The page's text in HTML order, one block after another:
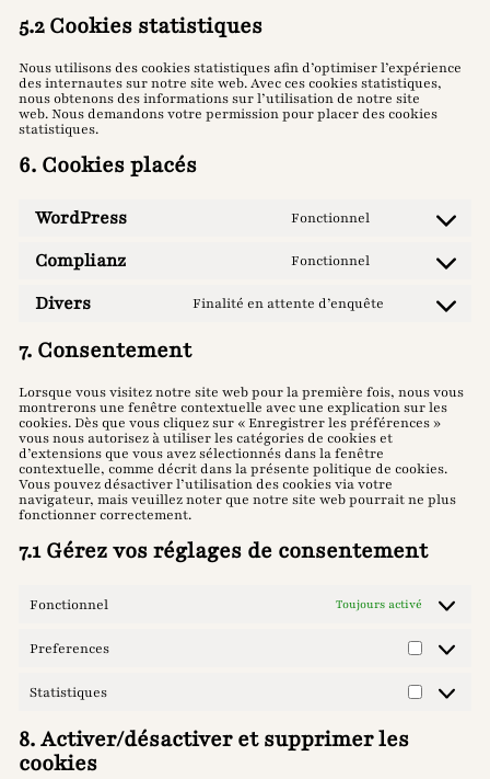
5.2 Cookies statistiques
Nous utilisons des cookies statistiques afin d’optimiser l’expérience
des internautes sur notre site web. Avec ces cookies statistiques,
nous obtenons des informations sur l’utilisation de notre site
web. Nous demandons votre permission pour placer des cookies
statistiques.
6. Cookies placés
WordPress Fonctionnel
Consent
wordpress
Complianz Fonctionnel
Consent
complianz
Divers Finalité en attente d’enquête
Consent
7. Consentement
Lorsque vous visitez notre site web pour la première fois, nous vous
montrerons une fenêtre contextuelle avec une explication sur les
cookies. Dès que vous cliquez sur « Enregistrer les préférences »
vous nous autorisez à utiliser les catégories de cookies et
d’extensions que vous avez sélectionnés dans la fenêtre
contextuelle, comme décrit dans la présente politique de cookies.
Vous pouvez désactiver l’utilisation des cookies via votre
navigateur, mais veuillez noter que notre site web pourrait ne plus
fonctionner correctement.
7.1 Gérez vos réglages de consentement
Fonctionnel Toujours activé
Preferences
Statistiques
8. Activer/désactiver et supprimer les
cookies